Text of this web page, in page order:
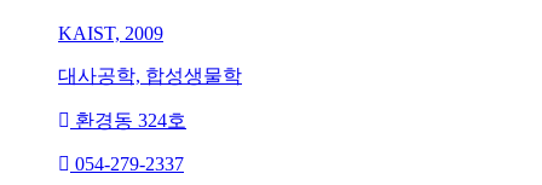
KAIST, 2009
대사공학, 합성생물학
환경동 324호
054-279-2337